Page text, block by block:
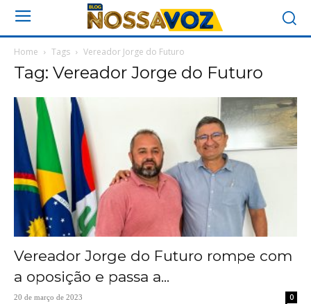
Home Tags Vereador Jorge do Futuro
Tag: Vereador Jorge do Futuro
Vereador Jorge do Futuro rompe com
a oposição e passa a...
20 de março de 2023 0